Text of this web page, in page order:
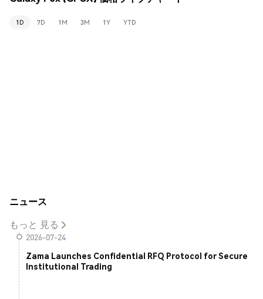
1D 7D 1M 3M 1Y YTD
ニュース
もっと 見る
2026-07-24
Zama Launches Confidential RFQ Protocol for Secure
Institutional Trading